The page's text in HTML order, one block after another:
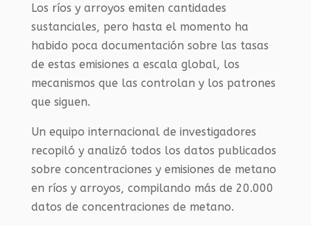
Los ríos y arroyos emiten cantidades
sustanciales, pero hasta el momento ha
habido poca documentación sobre las tasas
de estas emisiones a escala global, los
mecanismos que las controlan y los patrones
que siguen.
Un equipo internacional de investigadores
recopiló y analizó todos los datos publicados
sobre concentraciones y emisiones de metano
en ríos y arroyos, compilando más de 20.000
datos de concentraciones de metano.